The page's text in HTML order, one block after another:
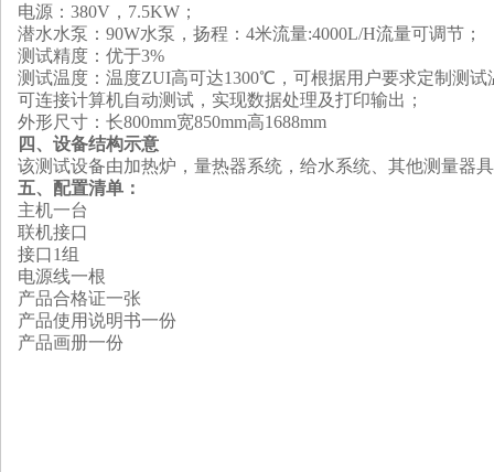
电源：380V， 7.5KW；
潜水水泵 ：90W水泵，扬程：4米流量:4000L/H流量可调节；
测试精度：优于3%
测试温度：温度ZUI高可达1300℃ ，可根据用户要求定制测试
可连接计算机自动测试，实现数据处理及打印输出 ；
外形尺寸：长800mm宽850mm高1688mm
四、设备结构示意
该测试设备由加热炉，量热器系统，给水系统、其他测量器
五、配置清单：
主机一台
联机接口
接口1组
电源线一根
产品合格证一张
产品使用说明书一份
产品画册一份